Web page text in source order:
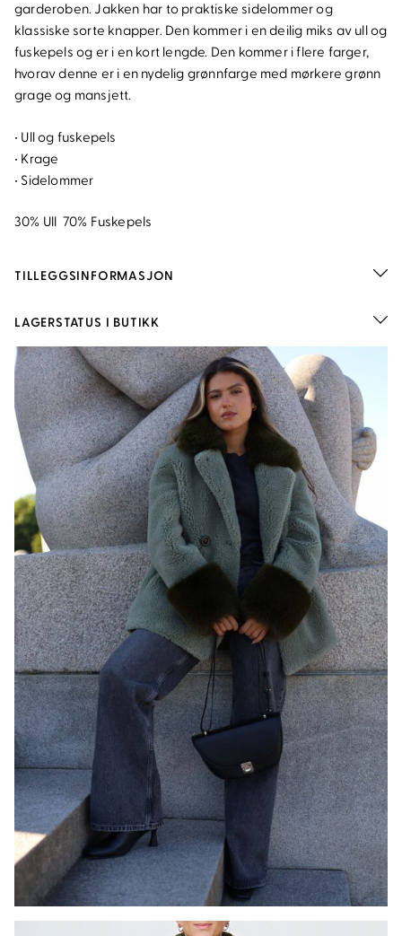
garderoben. Jakken har to praktiske sidelommer og
klassiske sorte knapper. Den kommer i en deilig miks av ull og
fuskepels og er i en kort lengde. Den kommer i flere farger,
hvorav denne er i en nydelig grønnfarge med mørkere grønn
grage og mansjett.
• Ull og fuskepels
• Krage
• Sidelommer
30% Ull 70% Fuskepels
TILLEGGSINFORMASJON
LAGERSTATUS I BUTIKK